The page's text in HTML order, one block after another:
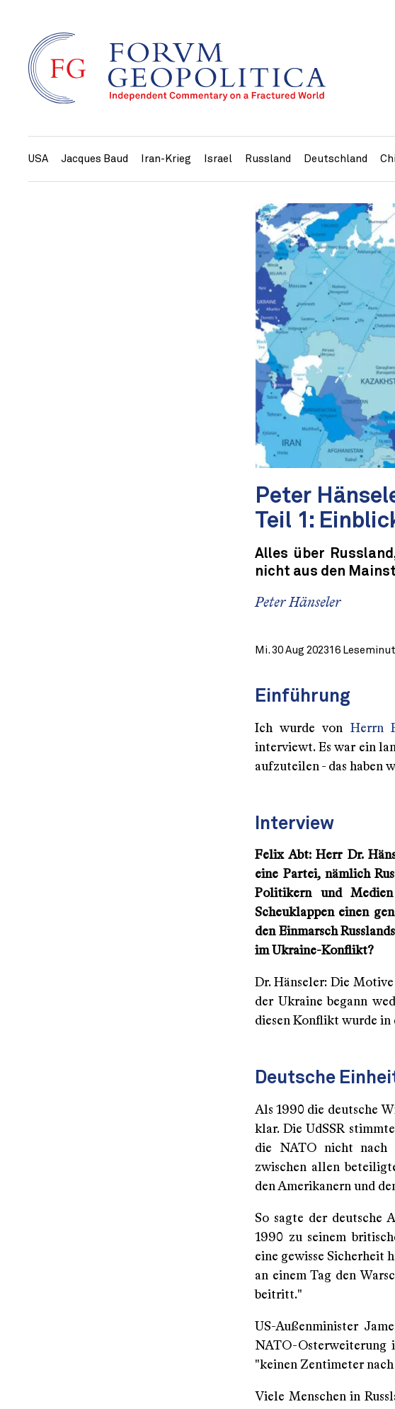
USA Jacques Baud Iran-Krieg Israel Russland Deutschland
Peter
Teil 1:
Alles über
nicht aus den
Peter Hänseler
Mi. 30 Aug 202316
Einführung
Ich wurde von Herrn
interviewt. Es war ein
aufzuteilen - das haben
Interview
Felix Abt: Herr Dr.
eine Partei, nämlich
Politikern und
Scheuklappen einen
den Einmarsch
im Ukraine-Konflikt?
Dr. Hänseler: Die
der Ukraine begann
diesen Konflikt wurde in
Deutsche
Als 1990 die deutsche
klar. Die UdSSR
die NATO nicht nach
zwischen allen
den Amerikanern und
So sagte der deutsche
1990 zu seinem
eine gewisse Sicherheit
an einem Tag den
beitritt."
US-Außenminister
NATO-Osterweiterung
"keinen Zentimeter nach
Viele Menschen in